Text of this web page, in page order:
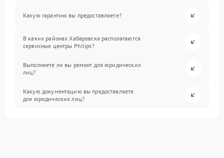
Какую гарантию вы предоставляете?
В каких районах Хабаровска располагаются
сервисные центры Philips?
Выполняете ли вы ремонт для юридических
лиц?
Какую документацию вы предоставляете
для юридических лиц?